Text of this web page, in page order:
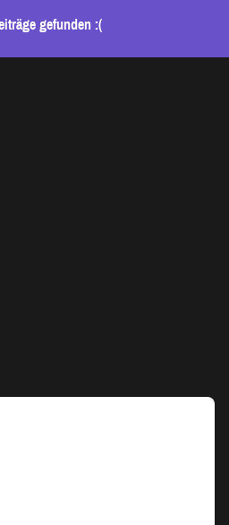
gefunden :(